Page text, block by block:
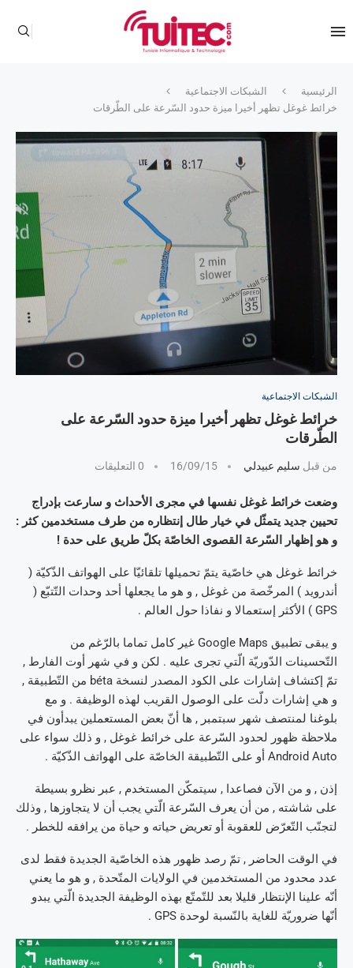
الرئيسية
الشبكات الاجتماعية
خرائط غوغل تظهر أخيرا ميزة حدود السّرعة على الطّرقات
الشبكات الاجتماعية
خرائط غوغل تظهر أخيرا ميزة حدود السّرعة على
الطّرقات
من قبل سليم عبيدلي 16/09/15 0 التعليقات
وضعت خرائط غوغل نفسها في مجرى الأحداث و سارعت بإدراج
تحيين جديد يتمثّل في خيار طال إنتظاره من طرف مستخدمين كثر :
و هو إظهار السّرعة القصوى الخاصّة بكلّ طريق على حدة !
خرائط غوغل هي خاصّية يتمّ تحميلها تلقائيّا على الهواتف الذّكيّة (
أندرويد ) المرخّصة من غوغل , و هو ما يجعلها أحد وحدات التّتبّع (
GPS ) الأكثر إستعمالا و نفاذا حول العالم .
و يبقى تطبيق Google Maps غير كامل تماما بالرّغم من
التّحسينات الدّوريّة الّتي تجرى عليه . لكن و في شهر أوت الفارط ,
تمّ إكتشاف إشارات على الكود المصدر لنسخة béta من التّطبيقة ,
و هي إشارات دلّت على الوصول القريب لهذه الوظيفة . و مع
بلوغنا لمنتصف شهر سبتمبر , ها أنّ بعض المستعملين يبدأون في
ملاحظة ظهور لحدود السّرعة على خرائط غوغل , و ذلك سواء على
Android Auto أو على التّطبيقة الخاصّة على الهواتف الذّكيّة .
إذن , و من الآن فصاعدا , سيتمكّن المستخدم , عبر نظرو بسيطة
على شاشته , من أن يعرف السّرعة الّتي يجب أن لا يتجاوزها , وذلك
لتجنّب التّعرّض للعقوبة أو تعريض حياته و حياة من يرافقه للخطر .
في الوقت الحاضر , تمّ رصد ظهور هذه الخاصّية الجديدة فقط لدى
عدد محدود من المستخدمين في الولايات المتّحدة , و هو ما يعني
أنّه علينا الإنتظار قليلا بعد للتّمتّع بهذه الوظيفة الجديدة الّتي يبدو
أنّها ضروريّة للغاية بالنّسبة لوحدة GPS .